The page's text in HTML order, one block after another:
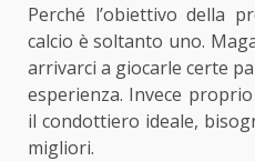
Perché l’obiettivo della
calcio è soltanto uno.
arrivarci a giocarle certe
esperienza. Invece
il condottiero ideale,
migliori.